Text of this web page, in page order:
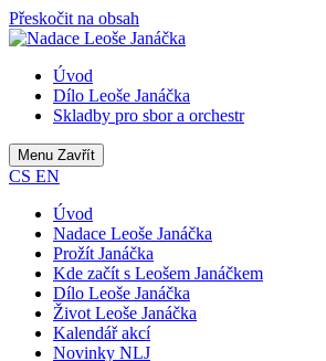
Přeskočit na obsah
Úvod
Dílo Leoše Janáčka
Skladby pro sbor a orchestr
Menu Zavřít
CS EN
Úvod
Nadace Leoše Janáčka
Prožít Janáčka
Kde začít s Leošem Janáčkem
Dílo Leoše Janáčka
Život Leoše Janáčka
Kalendář akcí
Novinky NLJ